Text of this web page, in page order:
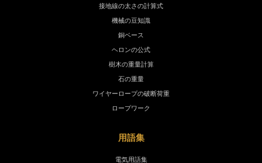
接地線の太さの計算式
機械の豆知識
銅ベース
ヘロンの公式
樹木の重量計算
石の重量
ワイヤーロープの破断荷重
ロープワーク
用語集
電気用語集